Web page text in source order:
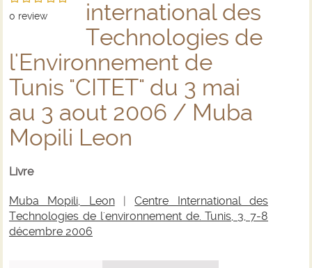
0 review
international des
Technologies de
l'Environnement de
Tunis "CITET" du 3 mai
au 3 aout 2006 / Muba
Mopili Leon
Livre
Muba Mopili, Leon|Centre International des
Technologies de l'environnement de. Tunis, 3, 7-8
décembre 2006